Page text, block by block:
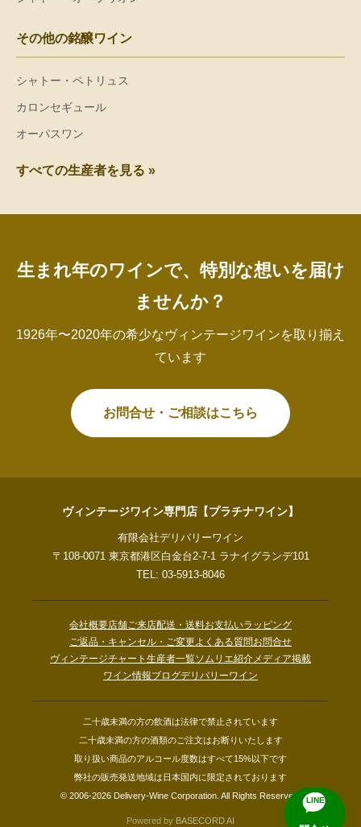
その他の銘醸ワイン
シャトー・ペトリュス
カロンセギュール
オーパスワン
すべての生産者を見る »
生まれ年のワインで、特別な想いを届け
ませんか？
1926年〜2020年の希少なヴィンテージワインを取り揃え
ています
お問合せ・ご相談はこちら
ヴィンテージワイン専門店【プラチナワイン】
有限会社デリバリーワイン
〒108-0071 東京都港区白金台2-7-1 ラナイグランデ101
TEL: 03-5913-8046
会社概要店舗ご来店配送・送料お支払いラッピング
ご返品・キャンセル・ご変更よくある質問お問合せ
ヴィンテージチャート 生産者一覧ソムリエ紹介メディア掲載
ワイン情報ブログデリバリーワイン
二十歳未満の方の飲酒は法律で禁止されています
二十歳未満の方の酒類のご注文はお断りいたします
取り扱い商品のアルコール度数はすべて15%以下です
弊社の販売発送地域は日本国内に限定されております
© 2006-2026 Delivery-Wine Corporation. All Rights Reserved.
Powered by BASECORD AI
LINE